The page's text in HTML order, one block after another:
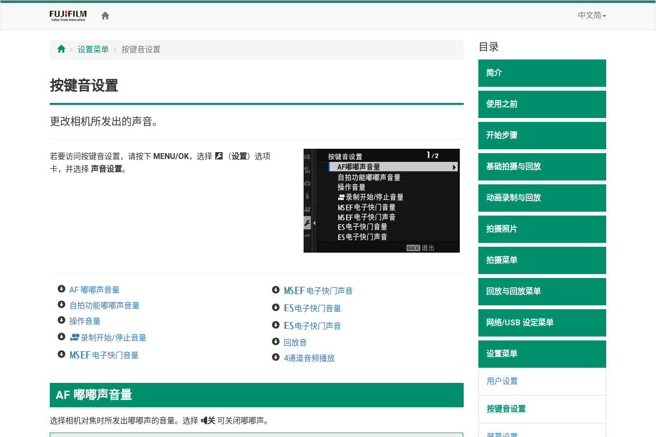
中文简
设置菜单 按键音设置
按键音设置
更改相机所发出的声音。
若要访问按键音设置，请按下 MENU/OK，选择 D （设置）选项
卡，并选择 声音设置。
AF 嘟嘟声音量
自拍功能嘟嘟声音量
操作音量
F录制开始/停止音量
t t 电子快门音量
t t 电子快门声音
s电子快门音量
s电子快门声音
回放音
4通道音频播放
AF 嘟嘟声音量
选择相机对焦时所发出嘟嘟声的音量。选择 e 关 可关闭嘟嘟声。
目录
简介
使用之前
开始步骤
基础拍摄与回放
动画录制与回放
拍摄照片
拍摄菜单
回放与回放菜单
网络/USB 设定菜单
设置菜单
用户设置
按键音设置